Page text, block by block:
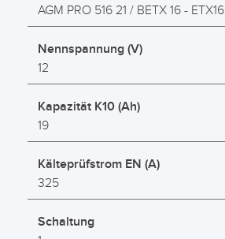
AGM PRO 516 21 / BETX 16 - ETX16
Nennspannung (V)
12
Kapazität K10 (Ah)
19
Kälteprüfstrom EN (A)
325
Schaltung